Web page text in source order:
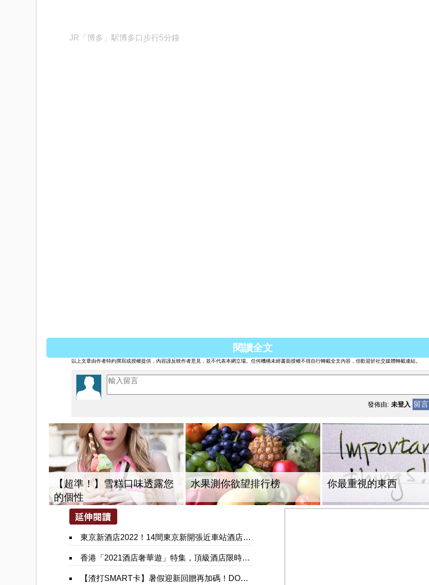
JR「博多」駅博多口步行5分鐘
閱讀全文
以上文章由作者特約撰寫或授權提供，內容謹反映作者意見，並不代表本網立場。任何機構未經書面授權不得自行轉載全文內容，但歡迎於社交媒體轉載連結。
發佈由: 未登入 留言
【超準！】雪糕口味透露您
的個性
水果測你欲望排行榜 你最重視的東西
您也可能喜歡這些文章